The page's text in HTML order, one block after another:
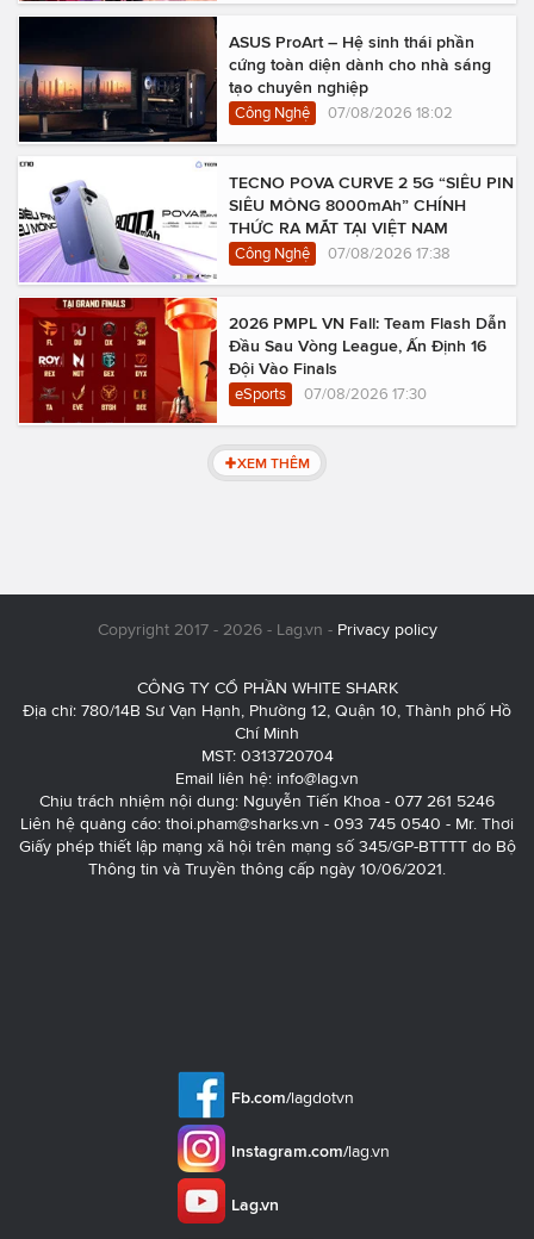
ASUS ProArt – Hệ sinh thái phần
cứng toàn diện dành cho nhà sáng
tạo chuyên nghiệp
Công Nghệ 07/08/2026 18:02
TECNO POVA CURVE 2 5G “SIÊU PIN
SIÊU MỎNG 8000mAh” CHÍNH
THỨC RA MẮT TẠI VIỆT NAM
Công Nghệ 07/08/2026 17:38
2026 PMPL VN Fall: Team Flash Dẫn
Đầu Sau Vòng League, Ấn Định 16
Đội Vào Finals
eSports 07/08/2026 17:30
XEM THÊM
Copyright 2017 - 2026 - Lag.vn - Privacy policy
CÔNG TY CỔ PHẦN WHITE SHARK
Địa chỉ: 780/14B Sư Vạn Hạnh, Phường 12, Quận 10, Thành phố Hồ
Chí Minh
MST: 0313720704
Email liên hệ: info@lag.vn
Chịu trách nhiệm nội dung: Nguyễn Tiến Khoa - 077 261 5246
Liên hệ quảng cáo: thoi.pham@sharks.vn - 093 745 0540 - Mr. Thơi
Giấy phép thiết lập mạng xã hội trên mạng số 345/GP-BTTTT do Bộ
Thông tin và Truyền thông cấp ngày 10/06/2021.
Fb.com/lagdotvn
Instagram.com/lag.vn
Lag.vn